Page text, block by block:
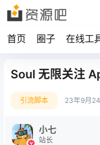
首页 圈子 在线工
Soul 无限关注
引流脚本 23年9月
小七
站长